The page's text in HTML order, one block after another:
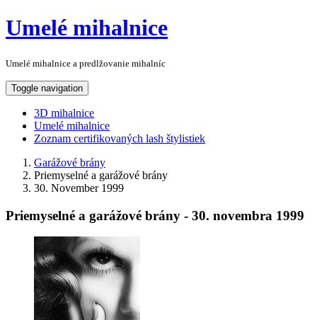
Umelé mihalnice
Umelé mihalnice a predlžovanie mihalníc
Toggle navigation
3D mihalnice
Umelé mihalnice
Zoznam certifikovaných lash štylistiek
Garážové brány
Priemyselné a garážové brány
30. November 1999
Priemyselné a garážové brány - 30. novembra 1999